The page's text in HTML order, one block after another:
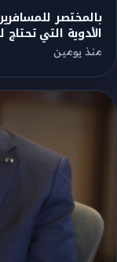
بالمختصر
الأدوية التي
منذ يومين